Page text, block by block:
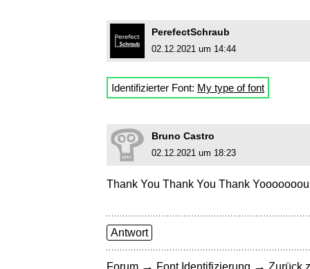
PerefectSchraub
02.12.2021 um 14:44
Identifizierter Font: My type of font
Bruno Castro
02.12.2021 um 18:23
Thank You Thank You Thank
Antwort